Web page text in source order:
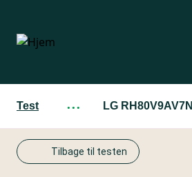
hovedindhold
Test ··· LG RH80V9AV7N
Tilbage til testen